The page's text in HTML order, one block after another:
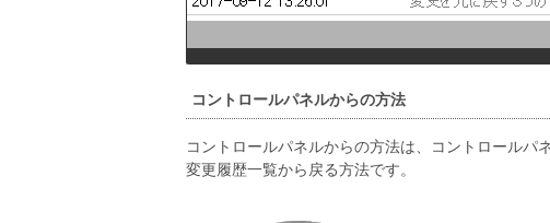
コントロールパネルからの方法
コントロールパネルからの方法は、コントロールパ
変更履歴一覧から戻る方法です。